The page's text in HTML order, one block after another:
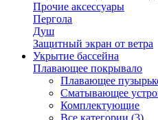
Прочие аксессуары
Пергола
Душ
Защитный экран от ветра
Укрытие бассейна
Плавающее покрывало
Плавающее
Сматывающее
Комплектующие
Все категории (3)